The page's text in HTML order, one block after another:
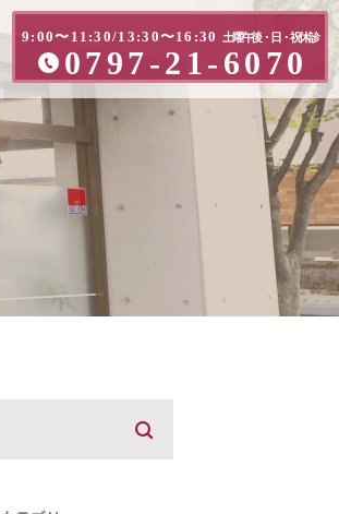
9:00〜11:30/13:30〜16:30 土曜午後・日・祝休診
0797-21-6070